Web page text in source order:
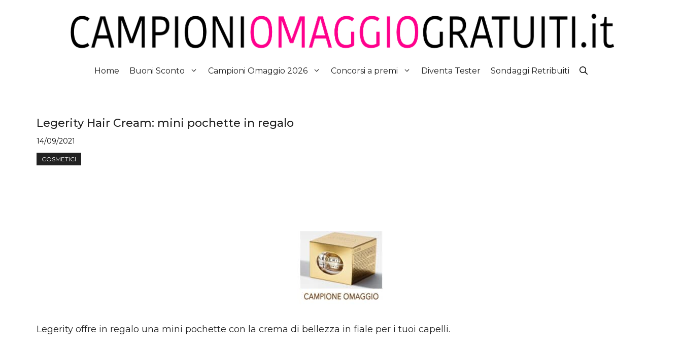
Home Buoni Sconto Campioni Omaggio 2026 Concorsi a premi Diventa Tester Sondaggi Retribuiti
Legerity Hair Cream: mini pochette in regalo
14/09/2021
COSMETICI
Legerity offre in regalo una mini pochette con la crema di bellezza in fiale per i tuoi capelli.